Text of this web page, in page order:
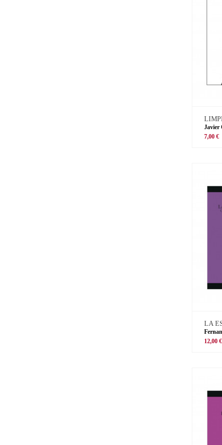
Javier
7,00 €
LA
12,00 €